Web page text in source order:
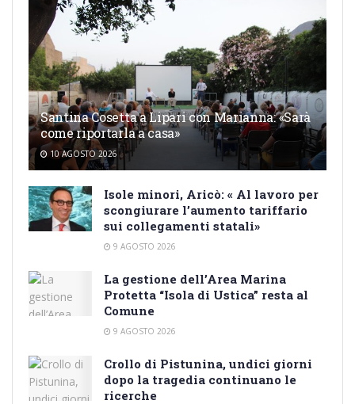
Santina Cosetta a Lipari con Marianna: «Sarà
come riportarla a casa»
10 AGOSTO 2026
Isole minori, Aricò: « Al lavoro per
scongiurare l’aumento tariffario
sui collegamenti statali»
9 AGOSTO 2026
La gestione dell’Area Marina
Protetta “Isola di Ustica” resta al
Comune
9 AGOSTO 2026
Crollo di Pistunina, undici giorni
dopo la tragedia continuano le
ricerche